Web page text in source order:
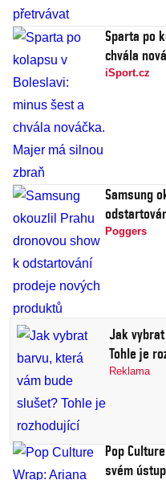
Sparta po
chvála
iSport.cz
Samsung
Poggers
Jak
Tohle je
Reklama
Pop
svém